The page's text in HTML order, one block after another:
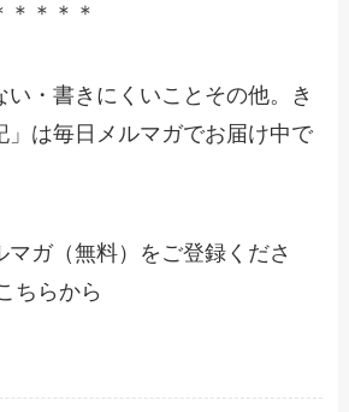
＊＊＊＊
い・書きにくいことその他。き
」は毎日メルマガでお届け中で
マガ（無料）をご登録くださ
らから